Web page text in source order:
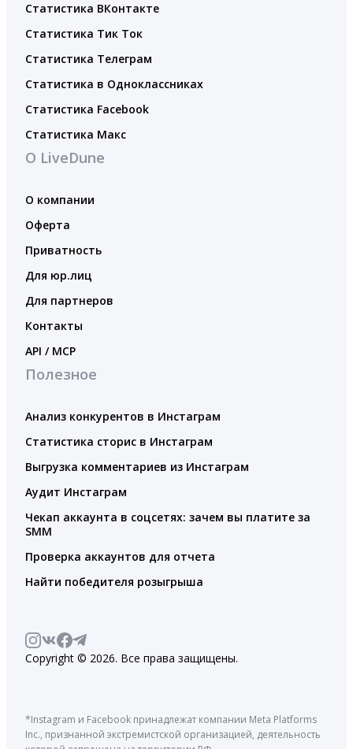
Статистика ВКонтакте
Статистика Тик Ток
Статистика Телеграм
Статистика в Одноклассниках
Статистика Facebook
Статистика Макс
О LiveDune
О компании
Оферта
Приватность
Для юр.лиц
Для партнеров
Контакты
API / MCP
Полезное
Анализ конкурентов в Инстаграм
Статистика сторис в Инстаграм
Выгрузка комментариев из Инстаграм
Аудит Инстаграм
Чекап аккаунта в соцсетях: зачем вы платите за
SMM
Проверка аккаунтов для отчета
Найти победителя розыгрыша
Copyright © 2026. Все права защищены.
*Instagram и Facebook принадлежат компании Meta Platforms
Inc., признанной экстремистской организацией, деятельность